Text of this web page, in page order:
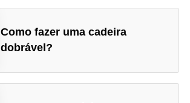
Como fazer uma cadeira
dobrável?